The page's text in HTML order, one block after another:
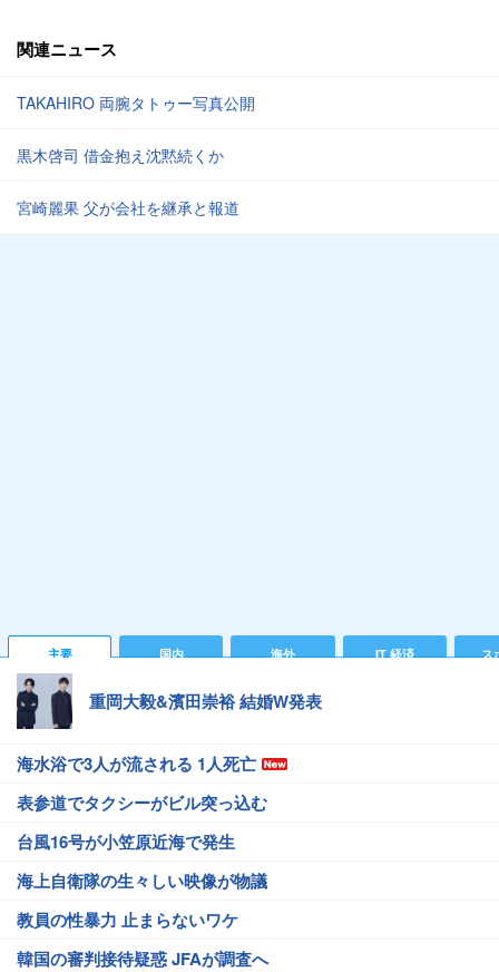
関連ニュース
TAKAHIRO 両腕タトゥー写真公開
黒木啓司 借金抱え沈黙続くか
宮崎麗果 父が会社を継承と報道
主要 国内 海外 IT 経済 ス
重岡大毅&濱田崇裕 結婚W発表
海水浴で3人が流される 1人死亡
表参道でタクシーがビル突っ込む
台風16号が小笠原近海で発生
海上自衛隊の生々しい映像が物議
教員の性暴力 止まらないワケ
韓国の審判接待疑惑 JFAが調査へ